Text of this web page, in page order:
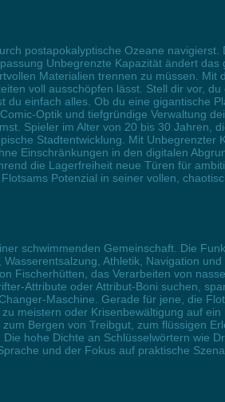
postapokalyptische Ozeane navigierst.
Unbegrenzte Kapazität ändert das
Materialien trennen zu müssen. Mit
voll ausschöpfen lässt. Stell dir vor, du
einfach alles. Ob du eine gigantische
Optik und tiefgründige Verwaltung
Spieler im Alter von 20 bis 30 Jahren,
Stadtentwicklung. Mit Unbegrenzter
Einschränkungen in den digitalen
die Lagerfreiheit neue Türen für
Potenzial in seiner vollen,
schwimmenden Gemeinschaft. Die
Athletik, Navigation
Fischerhütten, das Verarbeiten von
Attribute oder Attribut-Boni suchen,
Maschine. Gerade für jene, die
meistern oder Krisenbewältigung auf ein
Bergen von Treibgut, zum flüssigen
hohe Dichte an Schlüsselwörtern wie
und der Fokus auf praktische